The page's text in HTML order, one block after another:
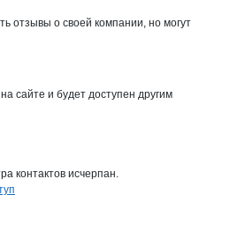
отзывы о своей компании, но могут
сайте и будет доступен другим
контактов исчерпан.